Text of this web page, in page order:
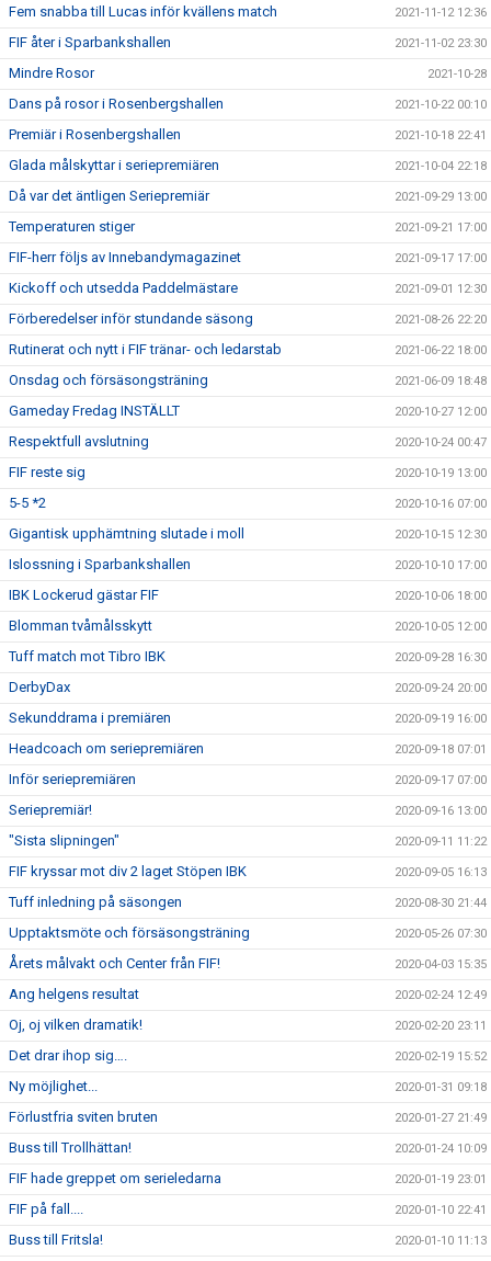
Fem snabba till Lucas inför kvällens match 2021-11-12 12:36
FIF åter i Sparbankshallen 2021-11-02 23:30
Mindre Rosor 2021-10-28
Dans på rosor i Rosenbergshallen 2021-10-22 00:10
Premiär i Rosenbergshallen 2021-10-18 22:41
Glada målskyttar i seriepremiären 2021-10-04 22:18
Då var det äntligen Seriepremiär 2021-09-29 13:00
Temperaturen stiger 2021-09-21 17:00
FIF-herr följs av Innebandymagazinet 2021-09-17 17:00
Kickoff och utsedda Paddelmästare 2021-09-01 12:30
Förberedelser inför stundande säsong 2021-08-26 22:20
Rutinerat och nytt i FIF tränar- och ledarstab 2021-06-22 18:00
Onsdag och försäsongsträning 2021-06-09 18:48
Gameday Fredag INSTÄLLT 2020-10-27 12:00
Respektfull avslutning 2020-10-24 00:47
FIF reste sig 2020-10-19 13:00
5-5 *2 2020-10-16 07:00
Gigantisk upphämtning slutade i moll 2020-10-15 12:30
Islossning i Sparbankshallen 2020-10-10 17:00
IBK Lockerud gästar FIF 2020-10-06 18:00
Blomman tvåmålsskytt 2020-10-05 12:00
Tuff match mot Tibro IBK 2020-09-28 16:30
DerbyDax 2020-09-24 20:00
Sekunddrama i premiären 2020-09-19 16:00
Headcoach om seriepremiären 2020-09-18 07:01
Inför seriepremiären 2020-09-17 07:00
Seriepremiär! 2020-09-16 13:00
"Sista slipningen" 2020-09-11 11:22
FIF kryssar mot div 2 laget Stöpen IBK 2020-09-05 16:13
Tuff inledning på säsongen 2020-08-30 21:44
Upptaktsmöte och försäsongsträning 2020-05-26 07:30
Årets målvakt och Center från FIF! 2020-04-03 15:35
Ang helgens resultat 2020-02-24 12:49
Oj, oj vilken dramatik! 2020-02-20 23:11
Det drar ihop sig…. 2020-02-19 15:52
Ny möjlighet... 2020-01-31 09:18
Förlustfria sviten bruten 2020-01-27 21:49
Buss till Trollhättan! 2020-01-24 10:09
FIF hade greppet om serieledarna 2020-01-19 23:01
FIF på fall.... 2020-01-10 22:41
Buss till Fritsla! 2020-01-10 11:13